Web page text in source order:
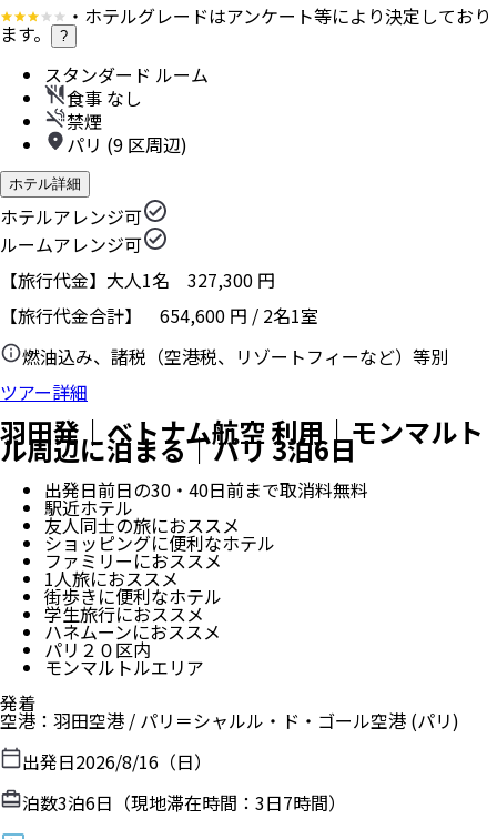
・ホテルグレードはアンケート等により決定しており
ます。 ?
スタンダード ルーム
食事 なし
禁煙
パリ (9 区周辺)
ホテル詳細
ホテルアレンジ可
ルームアレンジ可
【旅行代金】大人1名 327,300 円
【旅行代金合計】 654,600 円 / 2名1室
燃油込み、諸税（空港税、リゾートフィーなど）等別
ツアー詳細
羽田発｜ベトナム航空 利用｜モンマルト
ル周辺に泊まる｜パリ 3泊6日
出発日前日の30・40日前まで取消料無料
駅近ホテル
友人同士の旅におススメ
ショッピングに便利なホテル
ファミリーにおススメ
1人旅におススメ
街歩きに便利なホテル
学生旅行におススメ
ハネムーンにおススメ
パリ２０区内
モンマルトルエリア
発着
空港 ： 羽田空港 / パリ＝シャルル・ド・ゴール空港 (パリ)
出発日2026/8/16（日）
泊数3泊6日（現地滞在時間： 3日7時間）